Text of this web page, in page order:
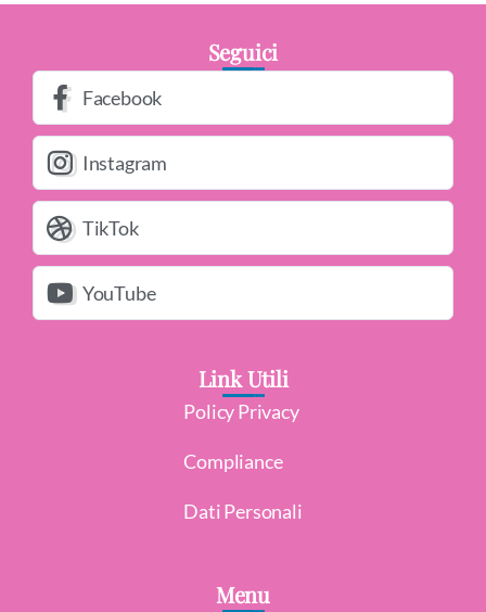
Seguici
Facebook
Instagram
TikTok
YouTube
Link Utili
Policy Privacy
Compliance
Dati Personali
Menu